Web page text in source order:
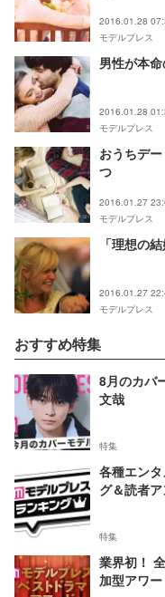
2016.01.28
モデルプレス
男性が本
2016.01.28
モデルプレス
おうちデ
つ
2016.01.27
モデルプレス
「理想の
2016.01.27
モデルプレス
おすすめ特集
8月のカバ
文哉
特集
各種エン
グ＆読者
特集
業界初！
加型アワー